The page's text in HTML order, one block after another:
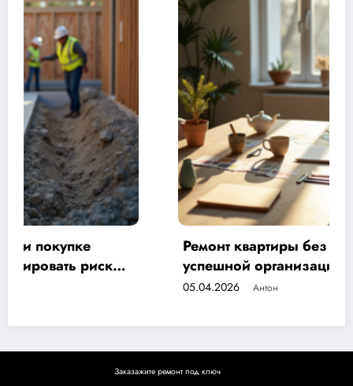
Ремонт квартиры без стресса: 7 секретов
успешной организации и психология уюта
Заказажите ремонт под ключ